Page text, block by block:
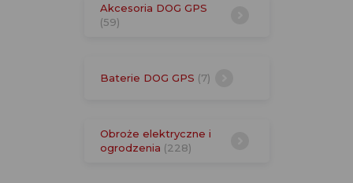
Akcesoria DOG GPS
(59)
Baterie DOG GPS (7)
Obroże elektryczne i
ogrodzenia (228)